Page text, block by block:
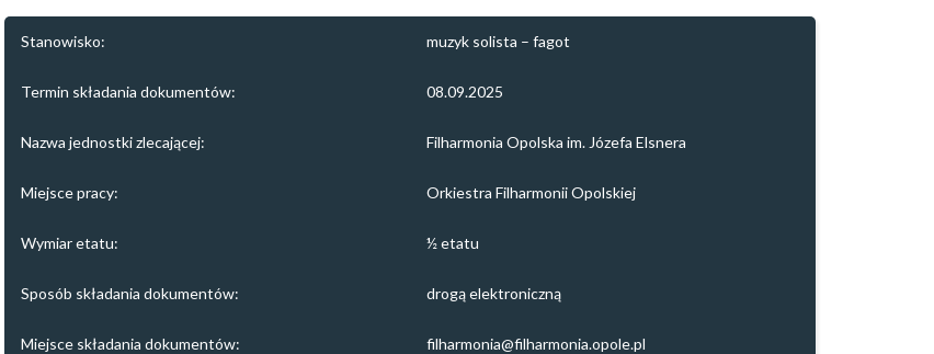
Stanowisko: muzyk solista – fagot
Termin składania dokumentów: 08.09.2025
Nazwa jednostki zlecającej: Filharmonia Opolska im. Józefa Elsnera
Miejsce pracy: Orkiestra Filharmonii Opolskiej
Wymiar etatu: ½ etatu
Sposób składania dokumentów: drogą elektroniczną
Miejsce składania dokumentów: filharmonia@filharmonia.opole.pl